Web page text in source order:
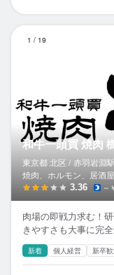
1 / 19
和牛一頭買 焼肉
東京都 北区 / 赤羽岩淵駅
焼肉、ホルモン、居酒屋
3.36 ～
肉場の即戦力求む！
きやすさも大事に完
新着 個人経営 新卒